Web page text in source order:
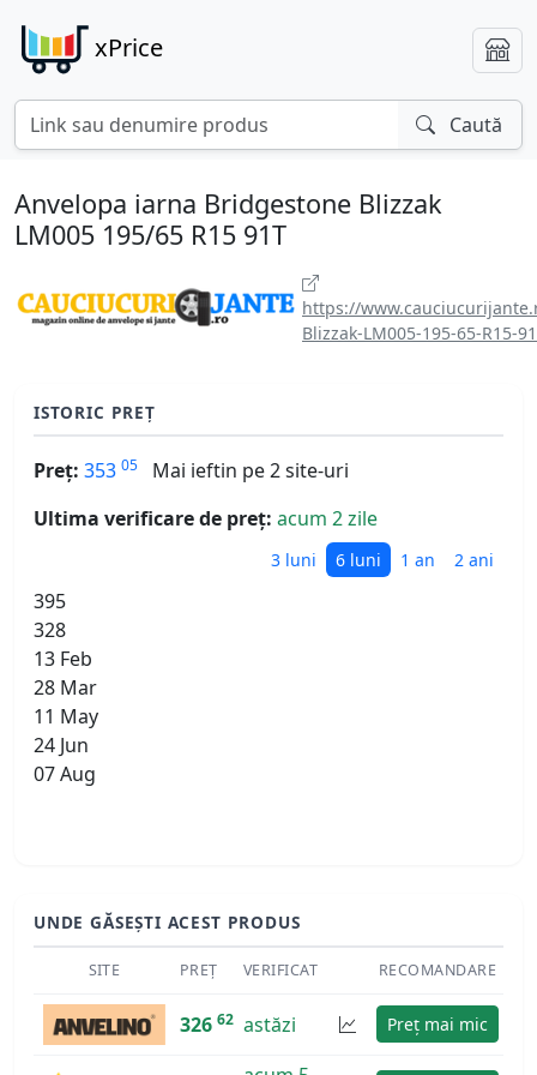
xPrice
Caută
Anvelopa iarna Bridgestone Blizzak
LM005 195/65 R15 91T
https://
Blizzak-LM005-195-65-R15-
ISTORIC PREȚ
Preț: 353 05
Mai ieftin pe 2 site-uri
Ultima verificare de preț: acum 2 zile
3 luni 6 luni 1 an 2 ani
395
328
13 Feb
28 Mar
11 May
24 Jun
07 Aug
UNDE GĂSEȘTI ACEST PRODUS
SITE PREȚ VERIFICAT RECOMANDARE
326 62 astăzi Preț mai mic